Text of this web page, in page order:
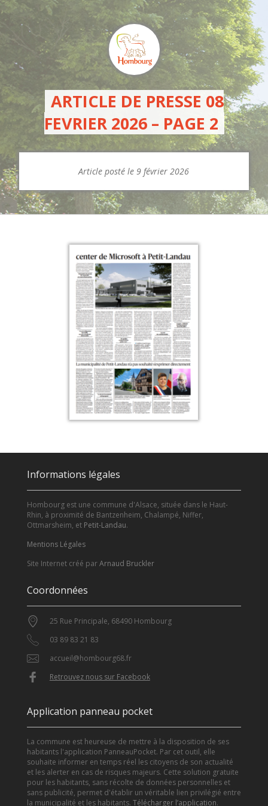
ARTICLE DE PRESSE 08
FEVRIER 2026 – PAGE 2
Article posté le 9 février 2026
Informations légales
Hombourg est une commune d'Alsace, située dans le Haut-
Rhin, à proximité de Bantzenheim, Chalampé, Niffer,
Ottmarsheim, et Petit-Landau.
Mentions Légales
Site Internet créé parArnaud Bruckler
Coordonnées
25 Rue Principale, 68490 Hombourg
03 89 83 21 83
accueil@hombourg68.fr
Retrouvez nous sur Facebook
Application panneau pocket
La commune est heureuse de mettre à la disposition de ses
habitants l'application PanneauPocket. Par cet outil, elle
souhaite informer en temps réel les citoyens de son actualité
et les alerter en cas de risques majeurs. Cette solution gratuite
pour les habitants, sans récolte de données personnelles et
sans publicité, permet d'établir un véritable lien privilégié entre
la municipalité et les habitants. Télécharger l’application.